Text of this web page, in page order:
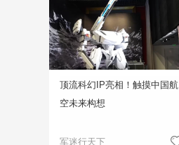
顶流科幻IP亮相！触摸中国航
空未来构想
军迷行天下